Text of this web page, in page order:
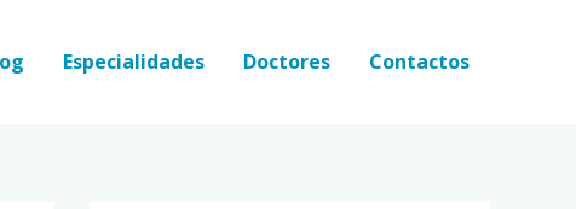
Especialidades Doctores Contactos